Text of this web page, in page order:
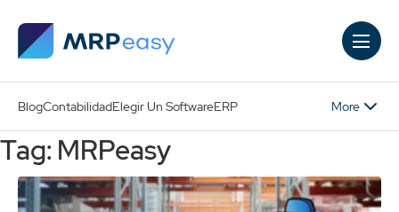
BlogContabilidadElegir Un SoftwareERP More
Tag: MRPeasy